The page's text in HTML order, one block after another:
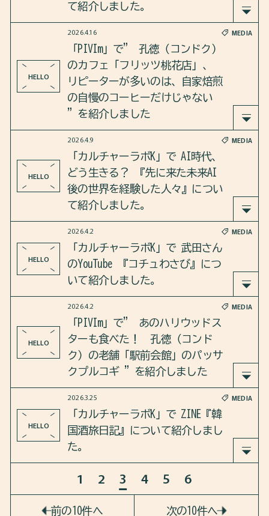
不要（当日直接会場へお越しください）
お問い合わせ
異文化ふれあいの会（伊豆市土肥有志）
TEL：0558-98-0115
chony@sea.plala.or.jp
皆さまのご参加をお待ちしております。
さらに、ハ・ミョンミ監督への直接インタビュー
や日本での反響についても語り合いました。
https://open.spotify.com/episode/5hjitkGkxVI37D
667y7gxD?si=P9rlGjnLTjuKPsn1vQanvQ
て紹介しました。
2026年4月16日のカルチャーラボKは、1997年に公
開され大ヒットを記録した チョン・ドヨン＆ハン
・ソッキュ主演の映画『接続 ザ・コンタクト』
について紹介しました。
く登場する雨のシーンについても語り合いました
。
https://open.spotify.com/episode/3Bsk1smmL5CCRo
rmfyPxul?si=6SgDydTEReK7N1tkvr7XSw
HELLO
2026.4.16 MEDIA
「PIVIm」で” 孔徳（コンドク）
のカフェ「フリッツ桃花店」、
リピーターが多いのは、自家焙煎
の自慢のコーヒーだけじゃない
”を紹介しました
「PIVIm」で”
孔徳（コンドク）のカフェ「フリッツ桃花店」、
リピーターが多いのは、自家焙煎の自慢のコーヒ
https://pivim.jp/feature/detail/T2G4AbORbU0=/
HELLO
2026.4.9 MEDIA
「カルチャーラボK」で AI時代、
どう生きる？ 『先に来た未来AI
後の世界を経験した人々』につい
て紹介しました。
2026年4月9日のカルチャーラボKは、チャン・ガン
ミョンのノンフィクション『先に来た未来 AI後の
世界を経験した人々』 について紹介しました。
さらに、最近身近になったAI,これからのAIについ
ても語り合いました。
https://open.spotify.com/episode/1Ke3L3MdmWa0K5
ID266chN?si=JG_I05tBRhC3wm_k87SHUg
HELLO
2026.4.2 MEDIA
「カルチャーラボK」で 武田さん
のYouTube 『コチュわさび』につ
いて紹介しました。
2026年4月2日のカルチャーラボKは、武田さんのYo
uTube 『コチュわさび』について紹介しました。
さらに、ご本人に制作の裏側についてもお話を伺
https://open.spotify.com/episode/1y2wo6rzASlqlp
XmDt6hrc?si=DU5Nqk38RSGpNlH3aMaUhQ
HELLO
2026.4.2 MEDIA
「PIVIm」で” あのハリウッドス
ターも食べた！ 孔徳（コンド
ク）の老舗「駅前会館」のパッサ
クプルコギ ”を紹介しました
「PIVIm」で”あのハリウッドスターも食べた！
孔徳（コンドク）の老舗「駅前会館」のパッサク
プルコギ”を紹介しました。
https://pivim.jp/feature/detail/b2+u87r43hA=/
HELLO
2026.3.25 MEDIA
「カルチャーラボK」で ZINE『韓
国酒旅日記』について紹介しまし
た。
2026年3月25日のカルチャーラボKは、ZINE『韓国
前の10件へ
1 2 3 4 5 6
次の10件へ